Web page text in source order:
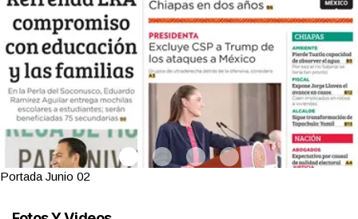
Portada Junio 02